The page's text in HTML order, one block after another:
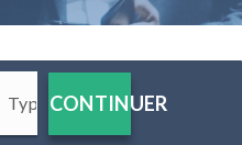
CONTINUER